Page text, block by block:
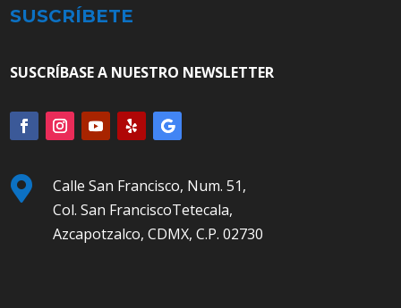
SUSCRÍBETE
SUSCRÍBASE A NUESTRO NEWSLETTER

Calle San Francisco, Num. 51,
Col. San FranciscoTetecala,
Azcapotzalco, CDMX, C.P. 02730